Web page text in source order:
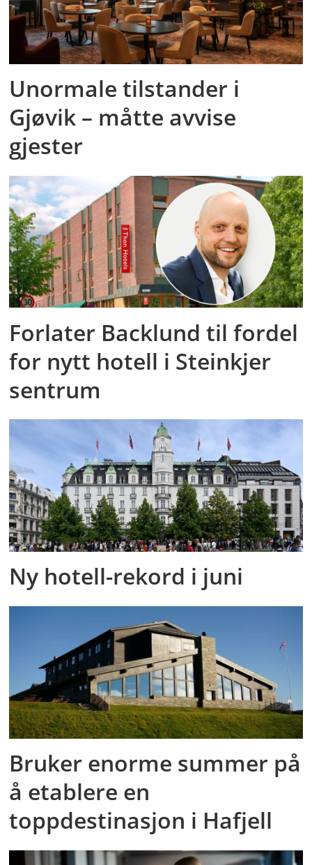
Unormale tilstander i
Gjøvik – måtte avvise
gjester
Forlater Backlund til fordel
for nytt hotell i Steinkjer
sentrum
Ny hotell-rekord i juni
Bruker enorme summer på
å etablere en
toppdestinasjon i Hafjell